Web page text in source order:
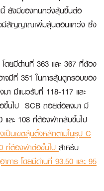
ยังมีของทนกว่งลุ้นขึ้นต่อ
มีสัญญาณเพิ่มลุ้นตอนแกว่ง ซึ่ง
ดยมีด่านที่ 363 และ 367 ที่ต้อง
จมีที่ 351 ในการลุ้นดูกรอบของ
มา มีแนวรับที่ 118-117 และ
นไป SCB ถอยต่อลงมา มี
และ 108 ที่ต้องฝ่ากลับขึ้นไป
ป็นเขตลุ้นตั้งหลักตามในรูป C
ที่ต้องฝ่าต่อขึ้นไป สำหรับ
าร โดยมีด่านที่ 93.50 และ 95